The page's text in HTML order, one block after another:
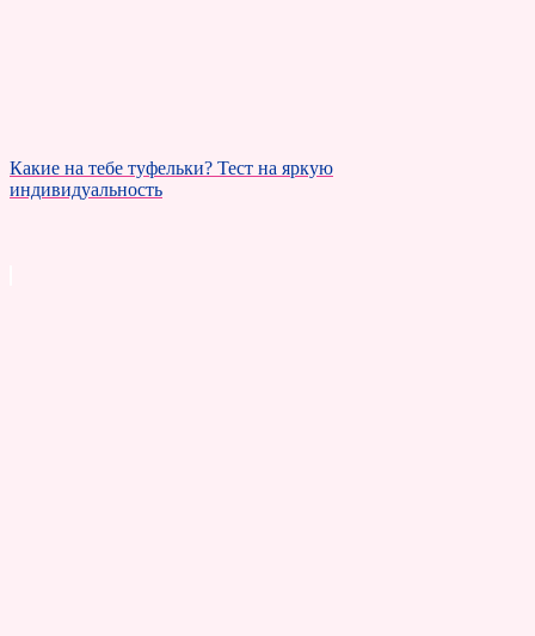
Какие на тебе туфельки? Тест на яркую
индивидуальность